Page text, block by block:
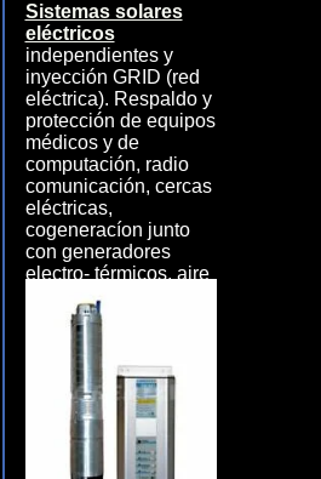
Sistemas solares
eléctricos
independientes y
inyección GRID (red
eléctrica). Respaldo y
protección de equipos
médicos y de
computación, radio
comunicación, cercas
eléctricas,
cogeneracíon junto
con generadores
electro- térmicos, aire
condicionados, etc.